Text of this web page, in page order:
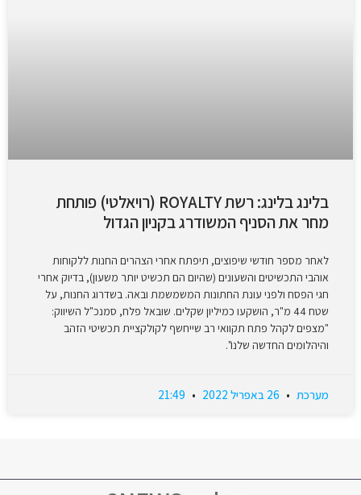
בלינג בלינג: רשת ROYALTY (רויאלטי) פותחת
מחר את הסניף המשודרג בקניון הגדול
לאחר מספר חודשי שיפוצים, תיפתח אחרי הצהרים החנות ללקוחות
אוהבי התכשיטים והשעונים (שהיום הם תכשיט יותר משעון), בדיוק אחרי
חגי הפסח ולפני עונת החתונות המשמשמת ובאה. בשדרוג החנות, על
שטח 44 מ"ר, הושקעו כמיליון שקלים. שובאל פלח, סמנכ"ל השיווק:
"מצפים לקהל פתח תקוואי רב שייחשף לקולקציית תכשיטי הזהב
והיהלומים החדשה שלנו".
מערכת